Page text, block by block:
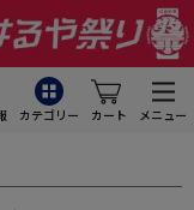
カテゴリー カート メニュー